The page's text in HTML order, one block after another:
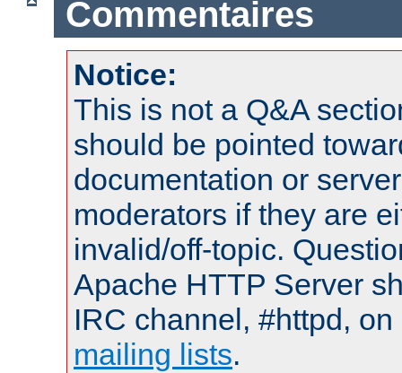
Commentaires
Notice:
This is not a Q&A
should be pointed
documentation or
moderators if they are
invalid/off-topic.
Apache HTTP Server
IRC channel, #httpd,
mailing lists.